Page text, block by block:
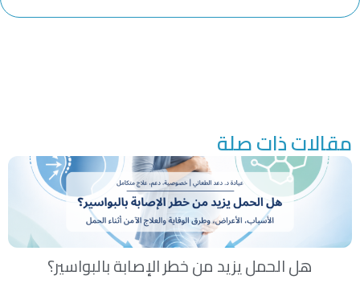
مقالات ذات صلة
هل الحمل يزيد من خطر الإصابة بالبواسير؟